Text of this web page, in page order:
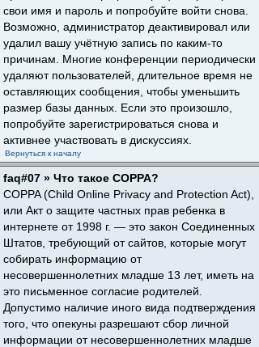
свои имя и пароль и попробуйте войти снова.
Возможно, администратор деактивировал или
удалил вашу учётную запись по каким-то
причинам. Многие конференции периодически
удаляют пользователей, длительное время не
оставляющих сообщения, чтобы уменьшить
размер базы данных. Если это произошло,
попробуйте зарегистрироваться снова и
активнее участвовать в дискуссиях.
Вернуться к началу
faq#07 » Что такое COPPA?
COPPA (Child Online Privacy and Protection Act),
или Акт о защите частных прав ребенка в
интернете от 1998 г. — это закон Соединенных
Штатов, требующий от сайтов, которые могут
собирать информацию от
несовершеннолетних младше 13 лет, иметь на
это письменное согласие родителей.
Допустимо наличие иного вида подтверждения
того, что опекуны разрешают сбор личной
информации от несовершеннолетних младше